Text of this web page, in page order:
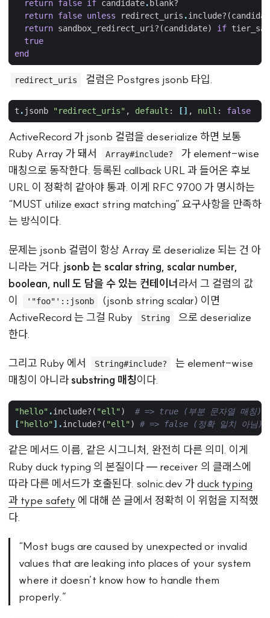
return false if candidate. blank?
return false unless redirect_uris .include? (
return sandbox_redirect_uri? (candidate) if
true
end
redirect_uris 컬럼은 Postgres jsonb 타입.
t . jsonb "redirect_uris" , default : [] , null : false
ActiveRecord 가 jsonb 컬럼을 deserialize 하면 보통
Ruby Array 가 돼서
Array#include?
가 element-wise
매칭으로 동작한다. 등록된 callback URL 과 들어온 후보
URL 이 정확히 같아야 통과. 이게 RFC 9700 가 명시하는
“MUST utilize exact string matching” 요구사항을 만족하
는 방식이다.
문제는 jsonb 컬럼이 항상 Array 로 deserialize 되는 건 아
니라는 거다. jsonb 는 scalar string, scalar number,
boolean, null 도 담을 수 있는 컨테이너라서 그 컬럼의 값
이
'"foo"'::jsonb
(jsonb string scalar) 이면
ActiveRecord 는 그걸 Ruby
String
으로 deserialize
한다.
그리고 Ruby 에서 String#include?
는 element-wise
매칭이 아니라substring 매칭이다.
"hello" .include? ( "ell")
# => true (부분 문자열 매칭)
["hello"].include? ( "ell") # => false (정확 일치 아님)
같은 메서드 이름, 같은 시그니처, 완전히 다른 의미. 이게
Ruby duck typing 의 본질이다 — receiver 의 클래스에
따라 다른 메서드가 호출된다. solnic.dev 가duck typing
과 type safety 에 대해 쓴 글에서 정확히 이 위험을 지적했
다.
“Most bugs are caused by unexpected or invalid
values that are leaking into places of your system
where it doesn’t know how to handle them
properly.”